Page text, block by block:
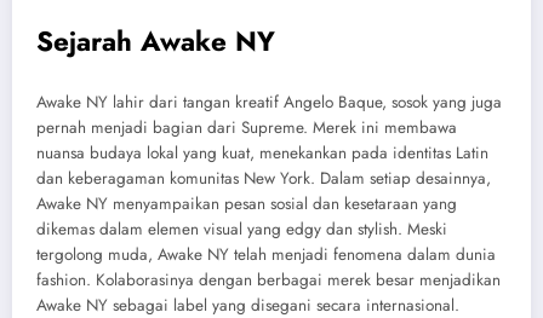
Sejarah Awake NY
Awake NY lahir dari tangan kreatif Angelo Baque, sosok yang juga
pernah menjadi bagian dari Supreme. Merek ini membawa
nuansa budaya lokal yang kuat, menekankan pada identitas Latin
dan keberagaman komunitas New York. Dalam setiap desainnya,
Awake NY menyampaikan pesan sosial dan kesetaraan yang
dikemas dalam elemen visual yang edgy dan stylish. Meski
tergolong muda, Awake NY telah menjadi fenomena dalam dunia
fashion. Kolaborasinya dengan berbagai merek besar menjadikan
Awake NY sebagai label yang disegani secara internasional.